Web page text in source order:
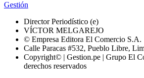
Gestión
Director Periodístico (e)
VÍCTOR MELGAREJO
© Empresa Editora El Comercio S.A.
Calle Paracas #532, Pueblo Libre,
Copyright© | Gestion.pe | Grupo El
derechos reservados